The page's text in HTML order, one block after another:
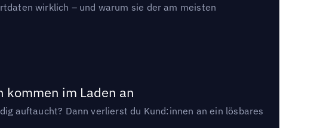
wirklich – und warum sie der am meisten
im Laden an
auftaucht? Dann verlierst du Kund:innen an ein lösbares